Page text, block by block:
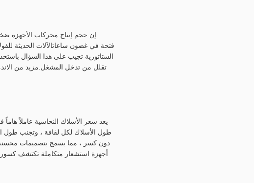
إن حجم إنتاج محركات الأجهزة
الستاتورية تجيب على هذا السؤال
تقلل من تدخل المشغل.مزيد من
يعد سعر الأسلاك النحاسية عاملاً
دون كسر ، مما يسمح بتصميمات
أجهزة استشعار متكاملة تكتشف كسور